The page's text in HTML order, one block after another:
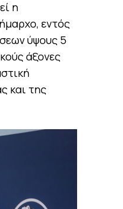
η
εντός
ύψους 5
άξονες
και της